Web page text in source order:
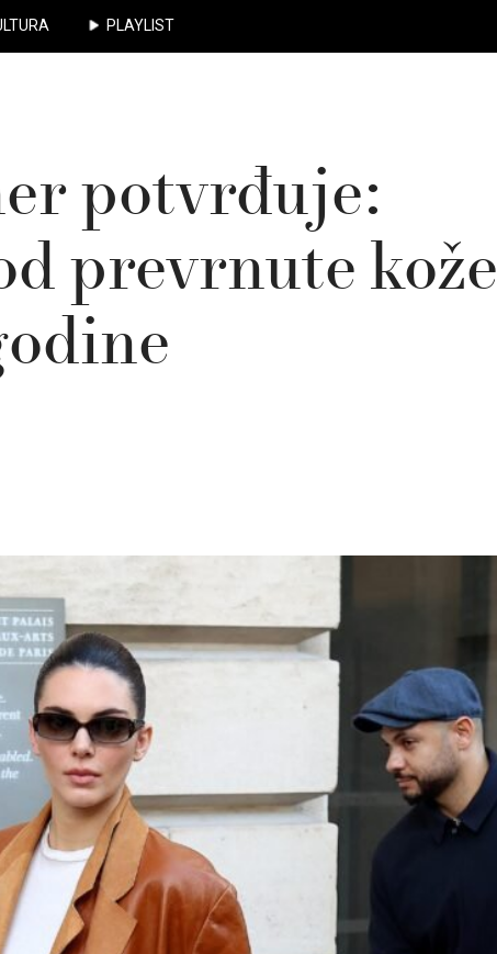
PLAYLIST
potvrđuje:
prevrnute kože